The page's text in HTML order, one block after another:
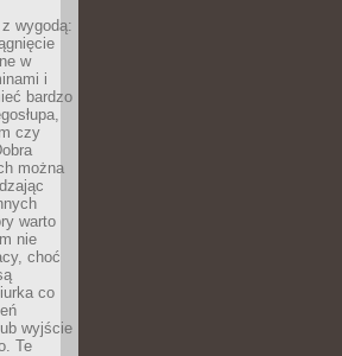
wygodą:
w
i
bardzo
czy
można
warto
nie
choć
co
wyjście
Te